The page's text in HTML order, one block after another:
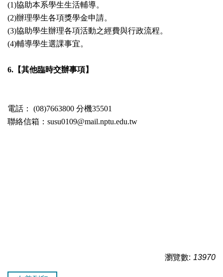
(1)協助本系學生生活輔導。
(2)辦理學生各項獎學金申請。
(3)協助學生辦理各項活動之經費與行政流程。
(4)輔導學生選課事宜。
6.【其他臨時交辦事項】
電話： (08)7663800 分機35501
聯絡信箱：susu0109@mail.nptu.edu.tw
瀏覽數: 13970